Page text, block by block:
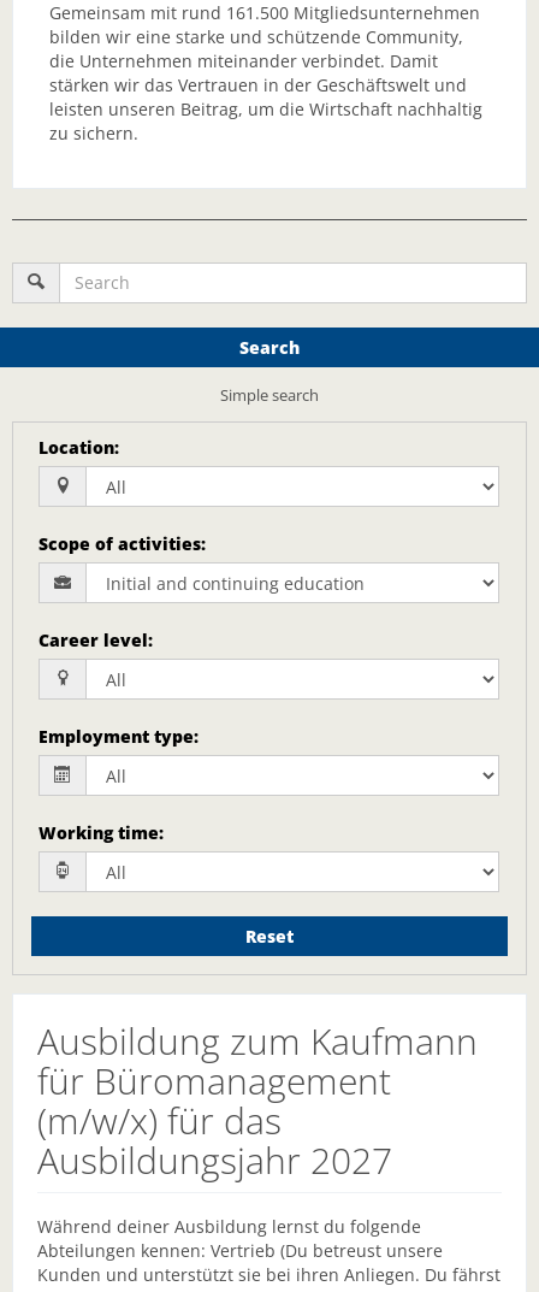
Gemeinsam mit rund 161.500 Mitgliedsunternehmen
bilden wir eine starke und schützende Community,
die Unternehmen miteinander verbindet. Damit
stärken wir das Vertrauen in der Geschäftswelt und
leisten unseren Beitrag, um die Wirtschaft nachhaltig
zu sichern.
Search
Simple search
Location:
Scope of activities:
Career level:
Employment type:
Working time:
Reset
Ausbildung zum Kaufmann
für Büromanagement
(m/w/x) für das
Ausbildungsjahr 2027
Während deiner Ausbildung lernst du folgende
Abteilungen kennen: Vertrieb (Du betreust unsere
Kunden und unterstützt sie bei ihren Anliegen. Du fährst